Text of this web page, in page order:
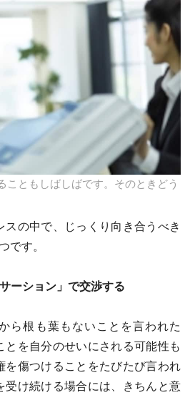
こともしばしばです。そのときどう
スの中で、じっくり向き合うべき
です。
ーション」で交渉する
ら根も葉もないことを言われた
とを自分のせいにされる可能性も
を傷つけることをたびたび言われ
受け続ける場合には、きちんと意